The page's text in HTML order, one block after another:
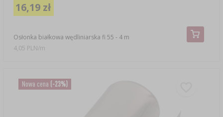
Osłonka białkowa wędliniarska fi 55 - 4 m
16,19 zł
4,05 PLN/m
Nowa cena (-23%)